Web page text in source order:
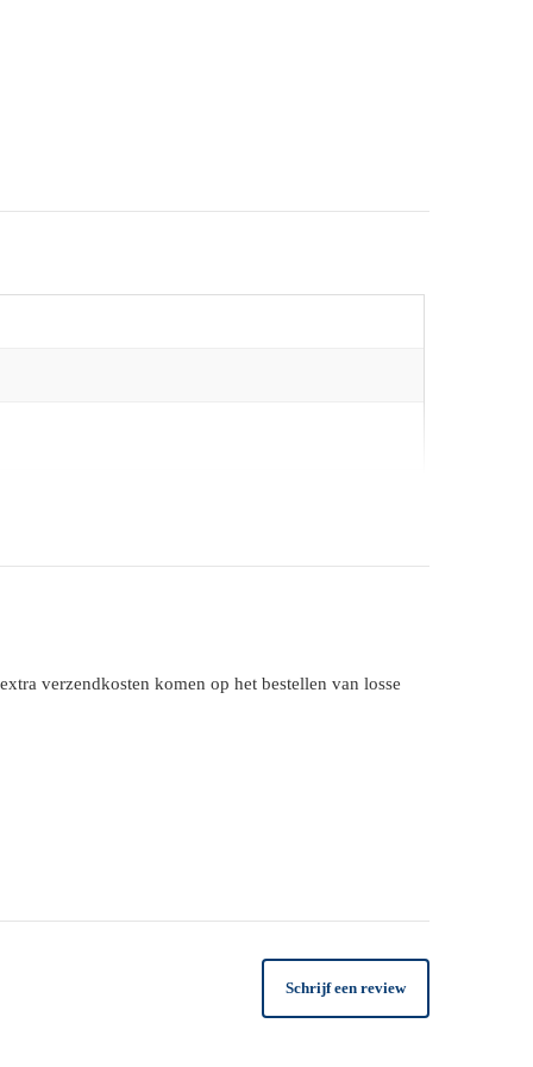
verzendkosten komen op het bestellen van losse
Bij ontvangst van de producten controleert
product terug naar de koper.
Schrijf een review